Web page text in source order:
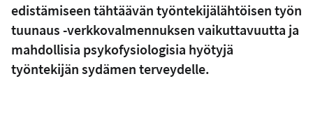
edistämiseen tähtäävän työntekijälähtöisen työn
tuunaus -verkkovalmennuksen vaikuttavuutta ja
mahdollisia psykofysiologisia hyötyjä
työntekijän sydämen terveydelle.